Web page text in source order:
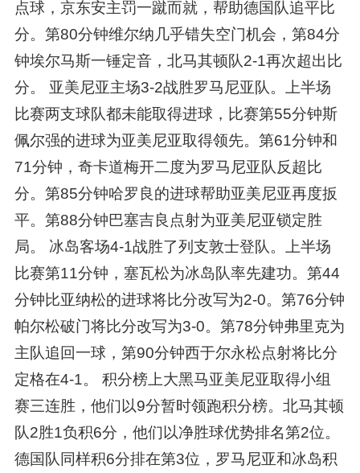
点球，京东安主罚一蹴而就，帮助德国队追平比
分。第80分钟维尔纳几乎错失空门机会，第84分
钟埃尔马斯一锤定音，北马其顿队2-1再次超出比
分。 亚美尼亚主场3-2战胜罗马尼亚队。上半场
比赛两支球队都未能取得进球，比赛第55分钟斯
佩尔强的进球为亚美尼亚取得领先。第61分钟和
71分钟，奇卡道梅开二度为罗马尼亚队反超比
分。第85分钟哈罗良的进球帮助亚美尼亚再度扳
平。第88分钟巴塞吉良点射为亚美尼亚锁定胜
局。 冰岛客场4-1战胜了列支敦士登队。上半场
比赛第11分钟，塞瓦松为冰岛队率先建功。第44
分钟比亚纳松的进球将比分改写为2-0。第76分钟
帕尔松破门将比分改写为3-0。第78分钟弗里克为
主队追回一球，第90分钟西于尔永松点射将比分
定格在4-1。 积分榜上大黑马亚美尼亚取得小组
赛三连胜，他们以9分暂时领跑积分榜。北马其顿
队2胜1负积6分，他们以净胜球优势排名第2位。
德国队同样积6分排在第3位，罗马尼亚和冰岛积